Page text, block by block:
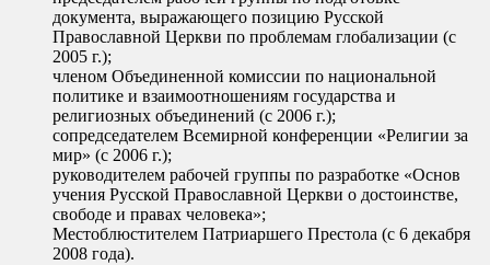
документа, выражающего позицию Русской
Православной Церкви по проблемам глобализации (с
2005 г.);
членом Объединенной комиссии по национальной
политике и взаимоотношениям государства и
религиозных объединений (с 2006 г.);
сопредседателем Всемирной конференции «Религии за
мир» (с 2006 г.);
руководителем рабочей группы по разработке «Основ
учения Русской Православной Церкви о достоинстве,
свободе и правах человека»;
Местоблюстителем Патриаршего Престола (с 6 декабря
2008 года).